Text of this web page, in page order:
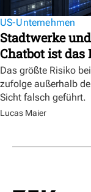
US-Unternehmen
Stadtwerke
Chatbot ist das
Das größte Risiko
zufolge außerhalb
Sicht falsch geführt.
Lucas Maier